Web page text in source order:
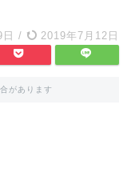
/ 2019年7月12日
があります